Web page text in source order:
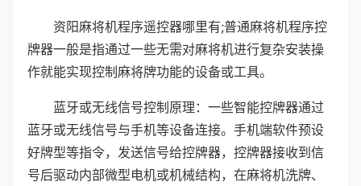
资阳麻将机程序遥控器哪里有;普通麻将机程序控
牌器一般是指通过一些无需对麻将机进行复杂安装操
作就能实现控制麻将牌功能的设备或工具。
蓝牙或无线信号控制原理：一些智能控牌器通过
蓝牙或无线信号与手机等设备连接。手机端软件预设
好牌型等指令，发送信号给控牌器，控牌器接收到信
号后驱动内部微型电机或机械结构，在麻将机洗牌、